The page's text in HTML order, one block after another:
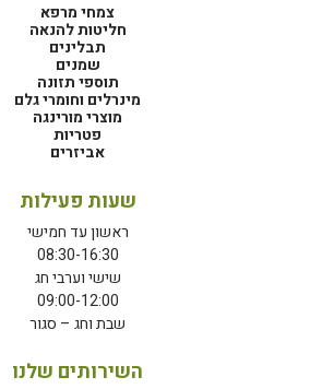
צמחי מרפא
חליטות להנאה
תבלינים
שמנים
תוספי תזונה
מינרלים וחומרי גלם
מוצרי מורינגה
פטריות
אביזרים
שעות פעילות
ראשון עד חמישי
08:30-16:30
שישי וערבי חג
09:00-12:00
שבת וחג – סגור
השירותים שלנו